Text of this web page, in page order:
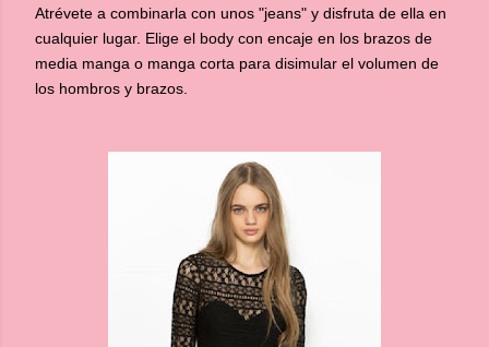
Atrévete a combinarla con unos "jeans" y disfruta de ella en
cualquier lugar. Elige el body con encaje en los brazos de
media manga o manga corta para disimular el volumen de
los hombros y brazos.